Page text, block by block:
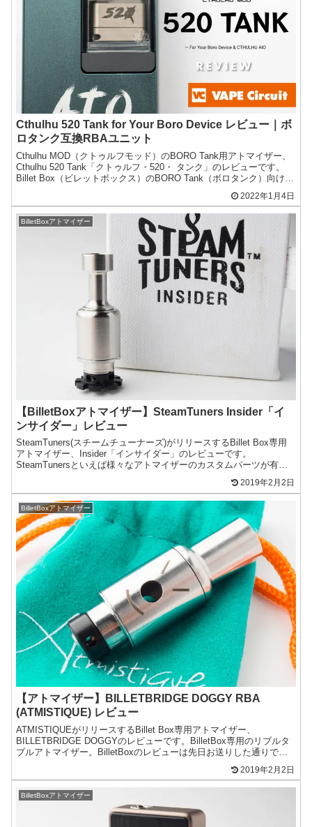
Cthulhu 520 Tank for Your Boro Device レビュー｜ボ
ロタンク互換RBAユニット
Cthulhu MOD（クトゥルフモッド）のBORO Tank用アトマイザー、
Cthulhu 520 Tank「クトゥルフ・520・ タンク」のレビューです。
Billet Box（ビレットボックス）のBORO Tank（ボロタンク）向け互
2022年1月4日
BilletBoxアトマイザー
【BilletBoxアトマイザー】SteamTuners Insider「イ
ンサイダー」レビュー
SteamTuners(スチームチューナーズ)がリリースするBillet Box専用
アトマイザー、Insider「インサイダー」のレビューです。
SteamTunersといえば様々なアトマイザーのカスタムパーツが有名
2019年2月2日
BilletBoxアトマイザー
【アトマイザー】BILLETBRIDGE DOGGY RBA
(ATMISTIQUE) レビュー
ATMISTIQUEがリリースするBillet Box専用アトマイザー、
BILLETBRIDGE DOGGYのレビューです。BilletBox専用のリブルタ
ブルアトマイザー。BilletBoxのレビューは先日お送りした通りで、
2019年2月2日
BilletBoxアトマイザー